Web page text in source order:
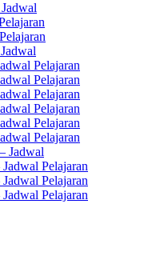
Pelajaran
Pelajaran
Pelajaran
Pelajaran
Pelajaran
Pelajaran
Jadwal
Pelajaran
Pelajaran
Pelajaran